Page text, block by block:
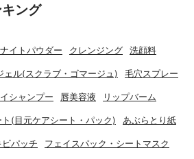
ング
ナイトパウダー クレンジング 洗顔料
ェル(スクラブ・ゴマージュ) 毛穴スプレー
シャンプー 唇美容液 リップバーム
ト(目元ケアシート・パック) あぶらとり紙
ビパッチ フェイスパック・シートマスク